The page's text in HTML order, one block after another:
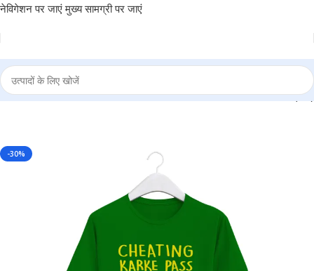
नेविगेशन पर जाएं मुख्य सामग्री पर जाएं
KEHTE HAI” Personalized Round Neck T-Shirt – MGBIO-RN (38)
-30%